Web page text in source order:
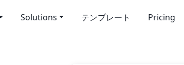
Solutions テンプレート Pricing